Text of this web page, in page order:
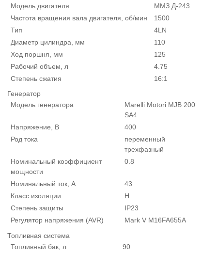
Модель двигателя
ММЗ Д-243
Частота вращения вала двигателя, об/мин
1500
Тип
4LN
Диаметр цилиндра, мм
110
Ход поршня, мм
125
Рабочий объем, л
4.75
Степень сжатия
16:1
Генератор
Модель генератора
Marelli Motori MJB 200
SA4
Напряжение, В
400
Род тока
переменный
трехфазный
Номинальный коэффициент
мощности
0.8
Номинальный ток, А
43
Класс изоляции
H
Степень защиты
IP23
Регулятор напряжения (AVR)
Mark V M16FA655A
Топливная система
Топливный бак, л
90